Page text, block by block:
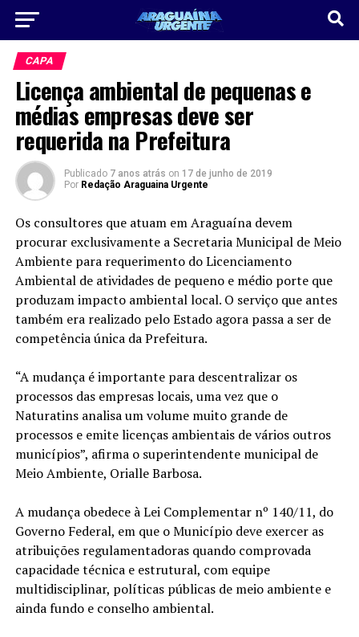
CAPA
Licença ambiental de pequenas e
médias empresas deve ser
requerida na Prefeitura
Publicado 7 anos atrás on 17 de junho de 2019
Por Redação Araguaina Urgente
Os consultores que atuam em Araguaína devem
procurar exclusivamente a Secretaria Municipal de Meio
Ambiente para requerimento do Licenciamento
Ambiental de atividades de pequeno e médio porte que
produzam impacto ambiental local. O serviço que antes
também era realizado pelo Estado agora passa a ser de
competência única da Prefeitura.
“A mudança é importante para descentralizar os
processos das empresas locais, uma vez que o
Naturatins analisa um volume muito grande de
processos e emite licenças ambientais de vários outros
municípios”, afirma o superintendente municipal de
Meio Ambiente, Orialle Barbosa.
A mudança obedece à Lei Complementar nº 140/11, do
Governo Federal, em que o Município deve exercer as
atribuições regulamentadoras quando comprovada
capacidade técnica e estrutural, com equipe
multidisciplinar, políticas públicas de meio ambiente e
ainda fundo e conselho ambiental.